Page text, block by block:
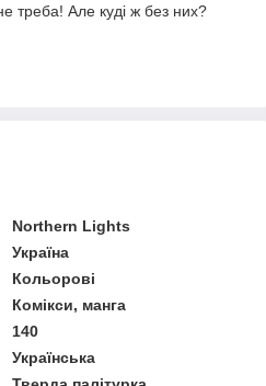
треба! Але куді ж без них?
Northern Lights
Україна
Кольорові
Комікси, манга
140
Українська